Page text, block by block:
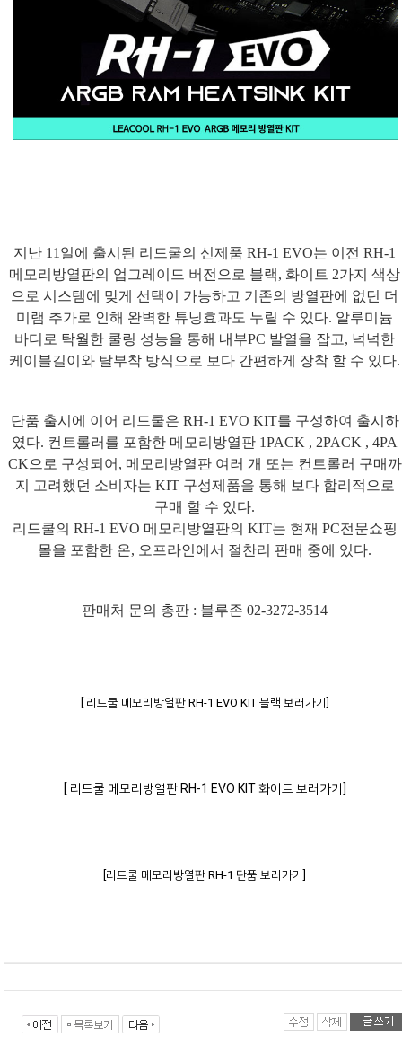
지난 11 일에 출시된 리드쿨의 신제품RH-1 EVO는 이전RH-1
메모리방열판의 업그레이드 버전으로 블랙, 화이트 2가지 색상
으로 시스템에 맞게 선택이 가능하고 기존의 방열판에 없던 더
미램 추가로 인해 완벽한 튜닝효과도 누릴 수 있다. 알루미늄
바디로 탁월한 쿨링 성능을 통해 내부PC 발열을 잡고, 넉넉한
케이블길이와 탈부착 방식으로 보다 간편하게 장착 할 수 있다.
단품 출시에 이어 리드쿨은 RH-1 EVO KIT를 구성하여 출시하
였다. 컨트롤러를 포함한 메모리방열판 1PACK , 2PACK , 4PA
CK으로 구성되어 , 메모리방열판 여러 개 또는 컨트롤러 구매까
지 고려했던 소비자는 KIT 구성제품을 통해 보다 합리적으로
구매 할 수 있다.
리드쿨의 RH-1 EVO 메모리방열판의 KIT는 현재 PC전문쇼핑
몰을 포함한 온, 오프라인에서 절찬리 판매 중에 있다.
판매처 문의 총판 : 블루존02-3272-3514
[ 리드쿨 메모리방열판 RH-1 EVO KIT 블랙 보러가기]
[ 리드쿨 메모리방열판 RH-1 EVO KIT 화이트 보러가기]
[리드쿨 메모리방열판 RH-1 단품 보러가기]